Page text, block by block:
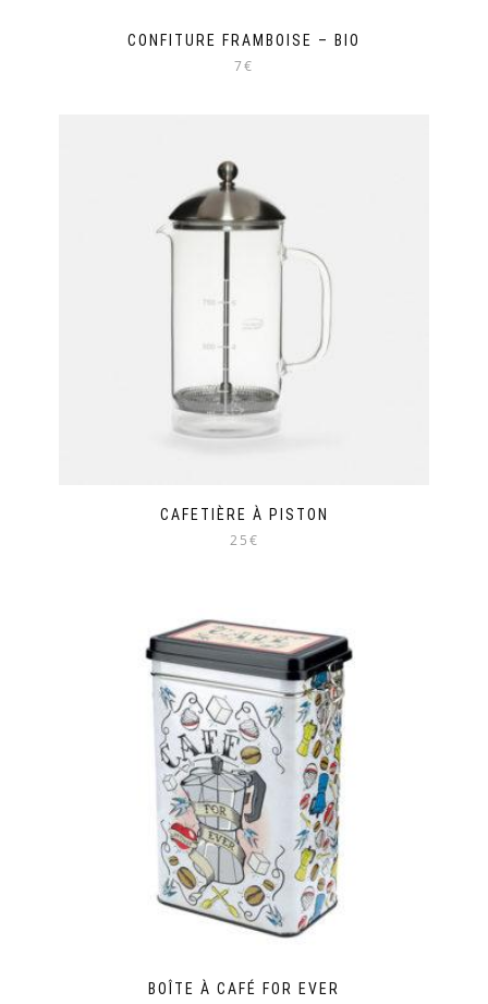
CONFITURE FRAMBOISE – BIO
7€
CAFETIÈRE À PISTON
25€
BOÎTE À CAFÉ FOR EVER